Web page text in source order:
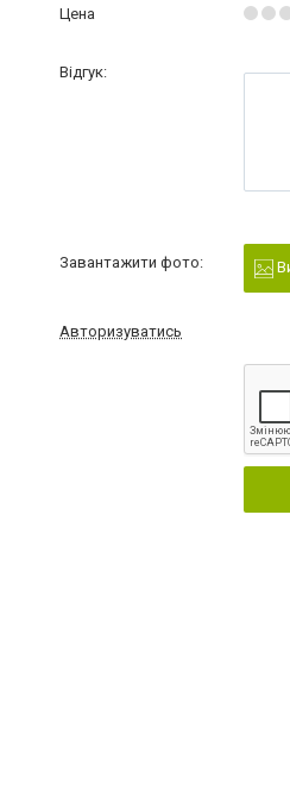
Цена
Відгук:
Завантажити фото:
Авторизуватись